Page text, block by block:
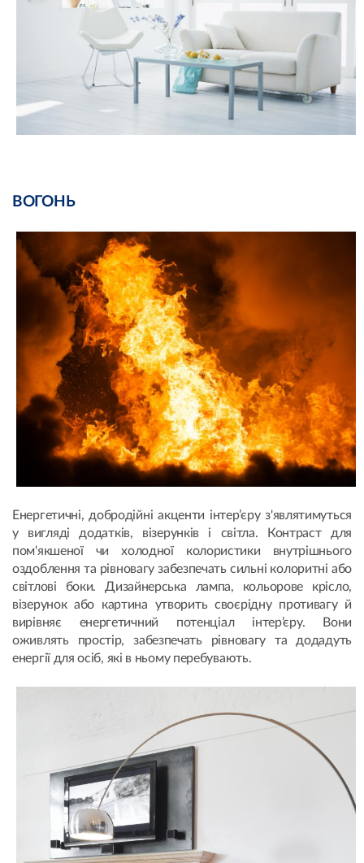
ВОГОНЬ
Енергетичні, добродійні акценти інтер’єру з'являтимуться
у вигляді додатків, візерунків і світла. Контраст для
пом'якшеної чи холодної колористики внутрішнього
оздоблення та рівновагу забезпечать сильні колоритні або
світлові боки. Дизайнерська лампа, кольорове крісло,
візерунок або картина утворить своєрідну противагу й
вирівняє енергетичний потенціал інтер’єру. Вони
оживлять простір, забезпечать рівновагу та додадуть
енергії для осіб, які в ньому перебувають.